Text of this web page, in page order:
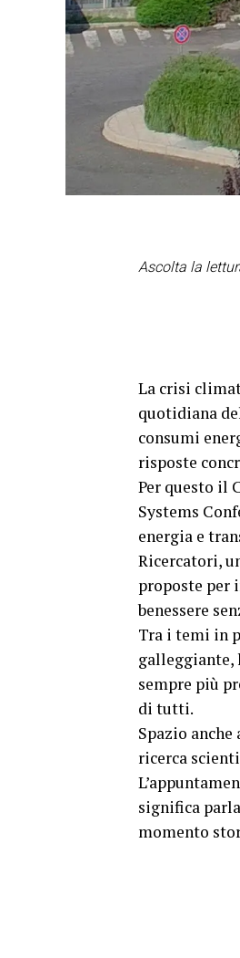
Ascolta la
La crisi
quotidiana
consumi
risposte
Per questo il
Systems
energia e
Ricercatori,
proposte per
benessere
Tra i temi in
galleggiante,
sempre più
di tutti.
Spazio
ricerca
significa
momento